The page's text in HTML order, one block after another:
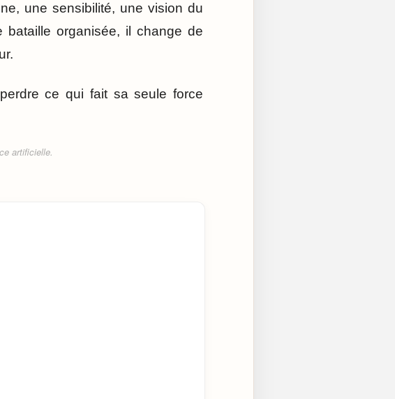
une sensibilité, une vision du
bataille organisée, il change de
ce qui fait sa seule force
artificielle.